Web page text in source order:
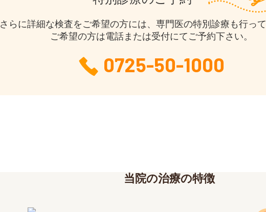
さらに詳細な検査をご希望の方には、専門医の特別診療も行って
ご希望の方は電話または受付にてご予約下さい。
0725-50-1000
当院の治療の特徴